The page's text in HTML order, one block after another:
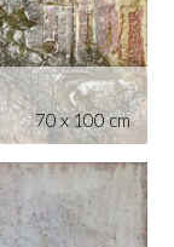
70 x 100 cm